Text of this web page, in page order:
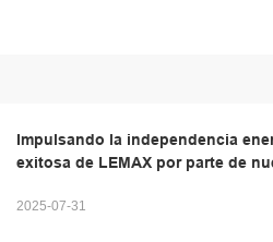
Impulsando la independencia
exitosa de LEMAX por parte de
2025-07-31